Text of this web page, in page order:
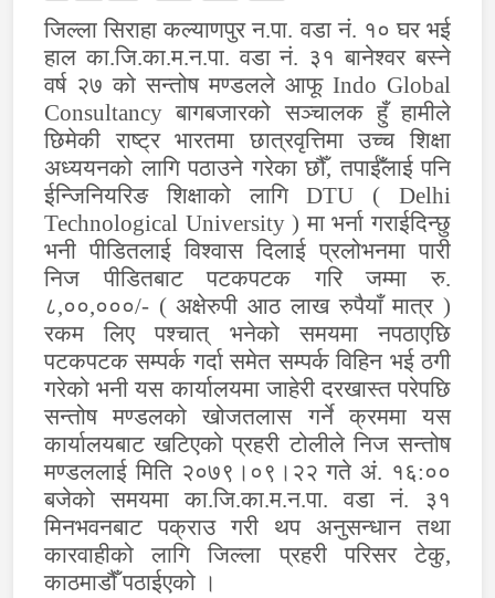
जिल्ला सिराहा कल्याणपुर न.पा. वडा नं. १० घर भई
हाल का.जि.का.म.न.पा. वडा नं. ३१ बानेश्वर बस्ने
वर्ष २७ को सन्तोष मण्डलले आफू Indo Global
Consultancyबागबजारको सञ्चालक हुँ हामीले
छिमेकी राष्ट्र भारतमा छात्रवृत्तिमा उच्च शिक्षा
अध्ययनको लागि पठाउने गरेका छौँ, तपाईँलाई पनि
ईन्जिनियरिङ शिक्षाको लागिDTU ( Delhi
Technological University ) मा भर्ना गराईदिन्छु
भनी पीडितलाई विश्वास दिलाई प्रलोभनमा पारी
निज पीडितबाट पटकपटक गरि जम्मा रु.
८,००,०००/- ( अक्षेरुपी आठ लाख रुपैयाँ मात्र )
रकम लिए पश्चात् भनेको समयमा नपठाएछि
पटकपटक सम्पर्क गर्दा समेत सम्पर्क विहिन भई ठगी
गरेको भनी यस कार्यालयमा जाहेरी दरखास्त परेपछि
सन्तोष मण्डलको खोजतलास गर्ने क्रममा यस
कार्यालयबाट खटिएको प्रहरी टोलीले निज सन्तोष
मण्डललाई मिति २०७९।०९।२२ गते अं. १६:००
बजेको समयमा का.जि.का.म.न.पा. वडा नं. ३१
मिनभवनबाट पक्राउ गरी थप अनुसन्धान तथा
कारवाहीको लागि जिल्ला प्रहरी परिसर टेकु,
काठमाडौँ पठाईएको ।